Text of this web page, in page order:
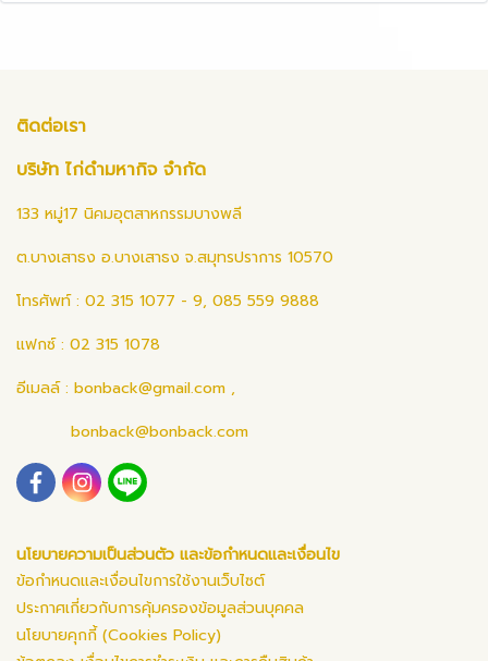
ติดต่อเรา
บริษัท ไก่ดำมหากิจ จำกัด
133 หมู่17 นิคมอุตสาหกรรมบางพลี
ต.บางเสาธง อ.บางเสาธง จ.สมุทรปราการ 10570
โทรศัพท์ : 02 315 1077 - 9, 085 559 9888
แฟกซ์ : 02 315 1078
อีเมลล์ : bonback@gmail.com ,
bonback@bonback.com
นโยบายความเป็นส่วนตัว และข้อกำหนดและเงื่อนไข
ข้อกำหนดและเงื่อนไขการใช้งานเว็บไซต์
ประกาศเกี่ยวกับการคุ้มครองข้อมูลส่วนบุคคล
นโยบายคุกกี้ (Cookies Policy)